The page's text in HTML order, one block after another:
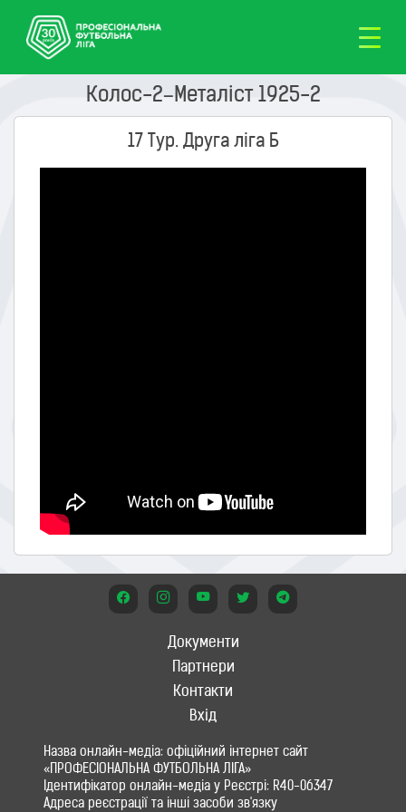
Колос-2–Металіст 1925-2
17 Тур. Друга ліга Б
Документи
Партнери
Контакти
Вхід
Назва онлайн-медіа: офіційний інтернет сайт
«ПРОФЕСІОНАЛЬНА ФУТБОЛЬНА ЛІГА»
Ідентифікатор онлайн-медіа у Реєстрі: R40-06347
Адреса реєстрації та інші засоби зв'язку